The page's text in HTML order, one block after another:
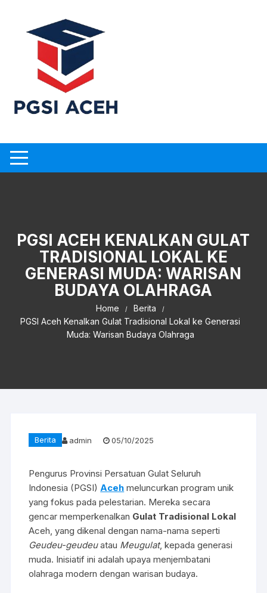
content
PGSI ACEH KENALKAN GULAT
TRADISIONAL LOKAL KE
GENERASI MUDA: WARISAN
BUDAYA OLAHRAGA
Home
Berita
PGSI Aceh Kenalkan Gulat Tradisional Lokal ke Generasi
Muda: Warisan Budaya Olahraga
Berita admin 05/10/2025
Pengurus Provinsi Persatuan Gulat Seluruh
Indonesia (PGSI)Aceh meluncurkan program unik
yang fokus pada pelestarian. Mereka secara
gencar memperkenalkan Gulat Tradisional Lokal
Aceh, yang dikenal dengan nama-nama seperti
Geudeu-geudeuatau Meugulat, kepada generasi
muda. Inisiatif ini adalah upaya menjembatani
olahraga modern dengan warisan budaya.